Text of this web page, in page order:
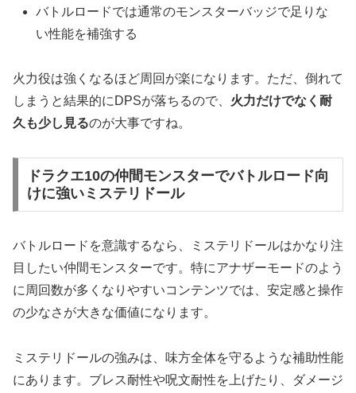
バトルロードでは通常のモンスターバッジで足りな
い性能を補強する
火力役は強くなるほど周回が楽になります。ただ、倒れて
しまうと結果的にDPSが落ちるので、 火力だけでなく耐
久も少し見るのが大事ですね。
ドラクエ10の仲間モンスターでバトルロード向
けに強いミステリドール
バトルロードを意識するなら、ミステリドールはかなり注
目したい仲間モンスターです。特にアナザーモードのよう
に周回数が多くなりやすいコンテンツでは、安定感と操作
の少なさが大きな価値になります。
ミステリドールの強みは、味方全体を守るような補助性能
にあります。ブレス耐性や呪文耐性を上げたり、ダメージ